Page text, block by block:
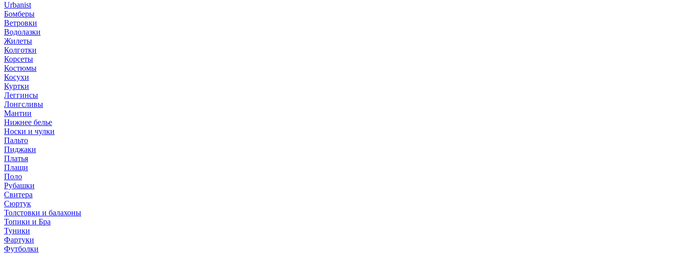
Urbanist
Бомберы
Ветровки
Водолазки
Жилеты
Колготки
Корсеты
Костюмы
Косухи
Куртки
Леггинсы
Лонгсливы
Мантии
Нижнее белье
Носки и чулки
Пальто
Пиджаки
Платья
Плащи
Поло
Рубашки
Свитера
Сюртук
Толстовки и балахоны
Топики и Бра
Туники
Фартуки
Футболки